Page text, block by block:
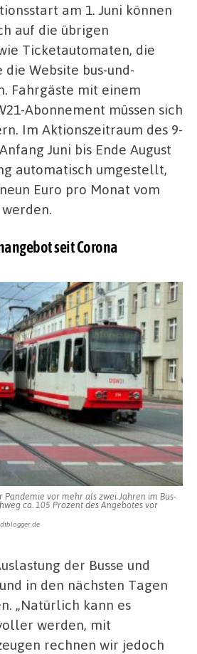
am 1. Juni können
auf die übrigen
Ticketautomaten, die
die Website bus-und-
Fahrgäste mit einem
Abonnement müssen sich
Im Aktionszeitraum des 9-
Juni bis Ende August
automatisch umgestellt,
Euro pro Monat vom
seit Corona
Pandemie vor mehr als zwei Jahren im Bus-
ca. 105 Prozent des Angebotes vor
der Busse und
in den nächsten Tagen
„Natürlich kann es
werden, mit
rechnen wir jedoch